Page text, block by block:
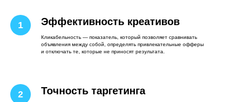
Эффективность креативов
Кликабельность — показатель, который позволяет сравнивать
объявления между собой, определять привлекательные офферы
и отключать те, которые не приносят результата.
Точность таргетинга